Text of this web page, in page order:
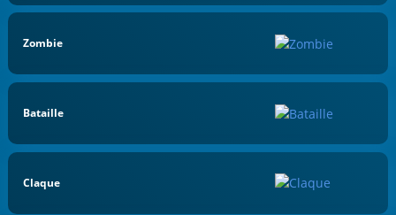
Zombie
Bataille
Claque